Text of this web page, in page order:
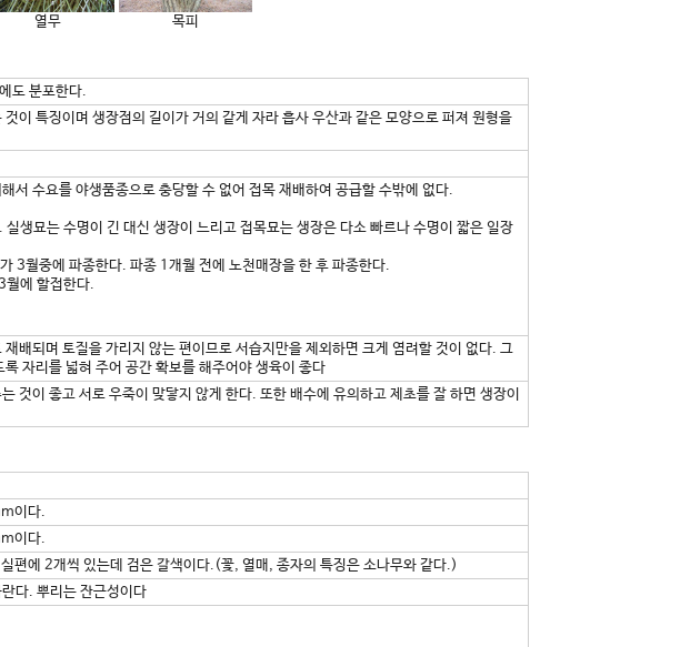
열무 목피
도 분포한다.
이 특징이며 생장점의 길이가 거의 같게 자라 흡사 우산과 같은 모양으로 퍼져 원형을
서 수요를 야생품종으로 충당할 수 없어 접목 재배하여 공급할 수밖에 없다.
생묘는 수명이 긴 대신 생장이 느리고 접목묘는 생장은 다소 빠르나 수명이 짧은 일장
3월중에 파종한다. 파종 1개월 전에 노천매장을 한 후 파종한다.
에 할접한다.
배되며 토질을 가리지 않는 편이므로 서습지만을 제외하면 크게 염려할 것이 없다. 그
자리를 넓혀 주어 공간 확보를 해주어야 생육이 좋다
것이 좋고 서로 우죽이 맞닿지 않게 한다. 또한 배수에 유의하고 제초를 잘 하면 생장이
이다.
이다.
편에 2개씩 있는데 검은 갈색이다.(꽃, 열매, 종자의 특징은 소나무와 같다.)
다. 뿌리는 잔근성이다